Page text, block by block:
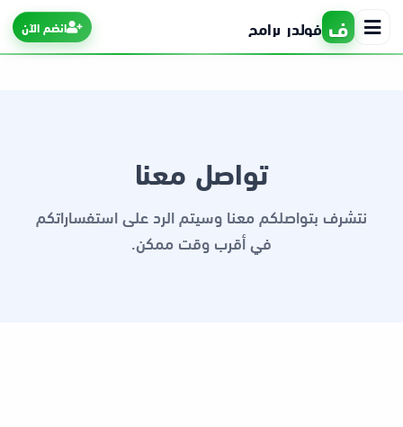
ف فولدر برامج انضم الآن
تواصل معنا
نتشرف بتواصلكم معنا وسيتم الرد على استفساراتكم
في أقرب وقت ممكن.